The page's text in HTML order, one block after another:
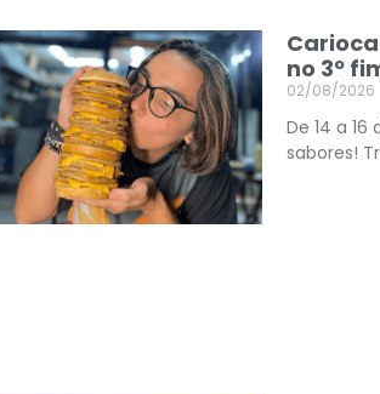
no 3º
02/08/2026
De 14 a
sabores!